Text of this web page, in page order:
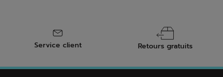
Service client Retours gratuits